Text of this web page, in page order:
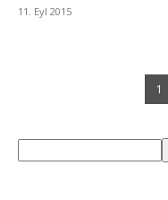
11. Eyl 2015
1